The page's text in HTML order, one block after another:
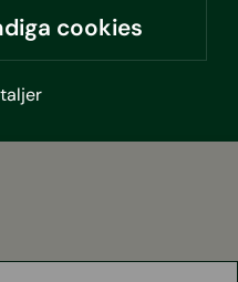
cookies